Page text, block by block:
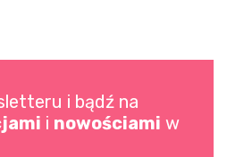
i bądź na
i nowościami w